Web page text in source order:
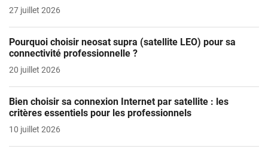
27 juillet 2026
Pourquoi choisir neosat supra (satellite LEO) pour sa
connectivité professionnelle ?
20 juillet 2026
Bien choisir sa connexion Internet par satellite : les
critères essentiels pour les professionnels
10 juillet 2026